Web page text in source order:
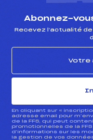
Abonnez-
Recevez l’actualité de
En cliquant sur «
adresse email pour
de la FFS, qui peut
promotionnelles de la
d’informations sur les
la gestion de vos